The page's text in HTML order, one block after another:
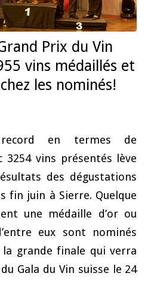
Prix du Vin
vins médaillés et
les nominés!
en termes de
3254 vins présentés lève
des dégustations
fin juin à Sierre. Quelque
une médaille d’or ou
eux sont nominés
grande finale qui verra
Gala du Vin suisse le 24